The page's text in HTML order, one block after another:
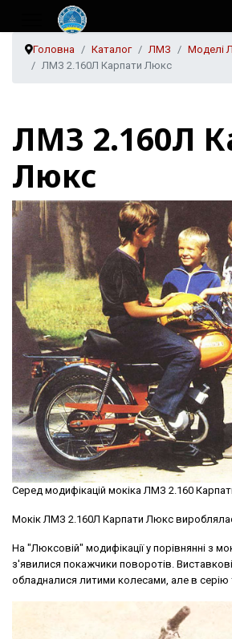
Головна Каталог ЛМЗ
Моделі
ЛМЗ 2.160Л Карпати Люкс
ЛМЗ 2.160Л
Люкс
Серед модифікацій мокіка ЛМЗ 2.160
Мокік ЛМЗ 2.160Л Карпати Люкс
На "Люксовій" модифікації у порівнянні з
з'явилися покажчики поворотів.
обладналися литими колесами, але в серію